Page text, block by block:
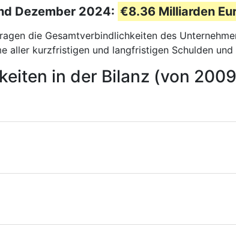
Dezember 2024: €8.36 Milliarden
die Gesamtverbindlichkeiten des
aller kurzfristigen und langfristigen Schulden
in der Bilanz (von